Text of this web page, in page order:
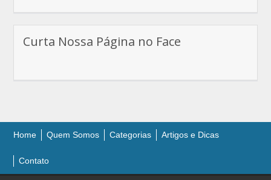
Curta Nossa Página no Face
Home Quem Somos Categorias Artigos e Dicas
Contato